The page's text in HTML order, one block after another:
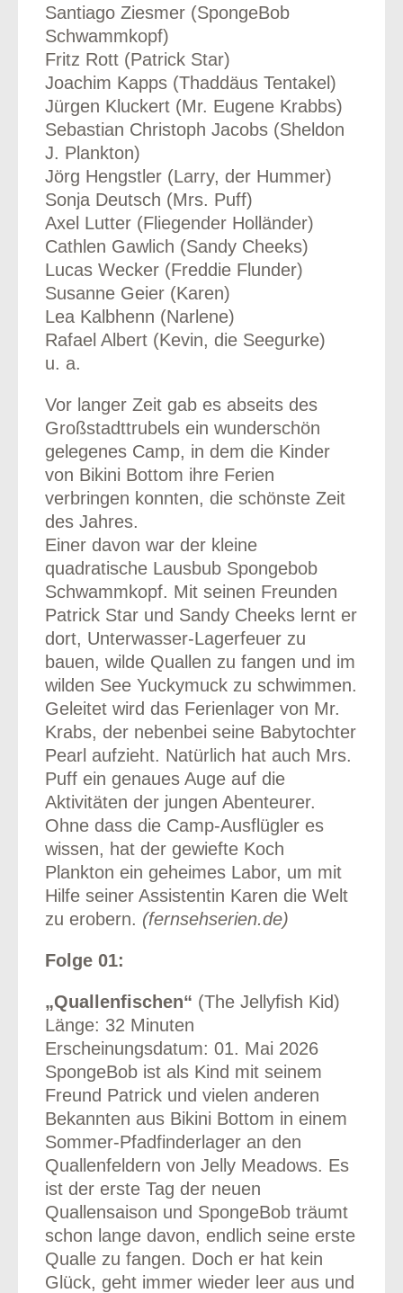
Santiago Ziesmer (SpongeBob
Schwammkopf)
Fritz Rott (Patrick Star)
Joachim Kapps (Thaddäus Tentakel)
Jürgen Kluckert (Mr. Eugene Krabbs)
Sebastian Christoph Jacobs (Sheldon
J. Plankton)
Jörg Hengstler (Larry, der Hummer)
Sonja Deutsch (Mrs. Puff)
Axel Lutter (Fliegender Holländer)
Cathlen Gawlich (Sandy Cheeks)
Lucas Wecker (Freddie Flunder)
Susanne Geier (Karen)
Lea Kalbhenn (Narlene)
Rafael Albert (Kevin, die Seegurke)
u. a.
Vor langer Zeit gab es abseits des
Großstadttrubels ein wunderschön
gelegenes Camp, in dem die Kinder
von Bikini Bottom ihre Ferien
verbringen konnten, die schönste Zeit
des Jahres.
Einer davon war der kleine
quadratische Lausbub Spongebob
Schwammkopf. Mit seinen Freunden
Patrick Star und Sandy Cheeks lernt er
dort, Unterwasser-Lagerfeuer zu
bauen, wilde Quallen zu fangen und im
wilden See Yuckymuck zu schwimmen.
Geleitet wird das Ferienlager von Mr.
Krabs, der nebenbei seine Babytochter
Pearl aufzieht. Natürlich hat auch Mrs.
Puff ein genaues Auge auf die
Aktivitäten der jungen Abenteurer.
Ohne dass die Camp-Ausflügler es
wissen, hat der gewiefte Koch
Plankton ein geheimes Labor, um mit
Hilfe seiner Assistentin Karen die Welt
zu erobern. (fernsehserien.de)
Folge 01:
„Quallenfischen“ (The Jellyfish Kid)
Länge: 32 Minuten
Erscheinungsdatum: 01. Mai 2026
SpongeBob ist als Kind mit seinem
Freund Patrick und vielen anderen
Bekannten aus Bikini Bottom in einem
Sommer-Pfadfinderlager an den
Quallenfeldern von Jelly Meadows. Es
ist der erste Tag der neuen
Quallensaison und SpongeBob träumt
schon lange davon, endlich seine erste
Qualle zu fangen. Doch er hat kein
Glück, geht immer wieder leer aus und